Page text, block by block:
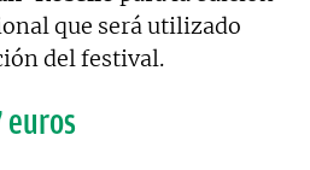
que será utilizado
del festival.
euros